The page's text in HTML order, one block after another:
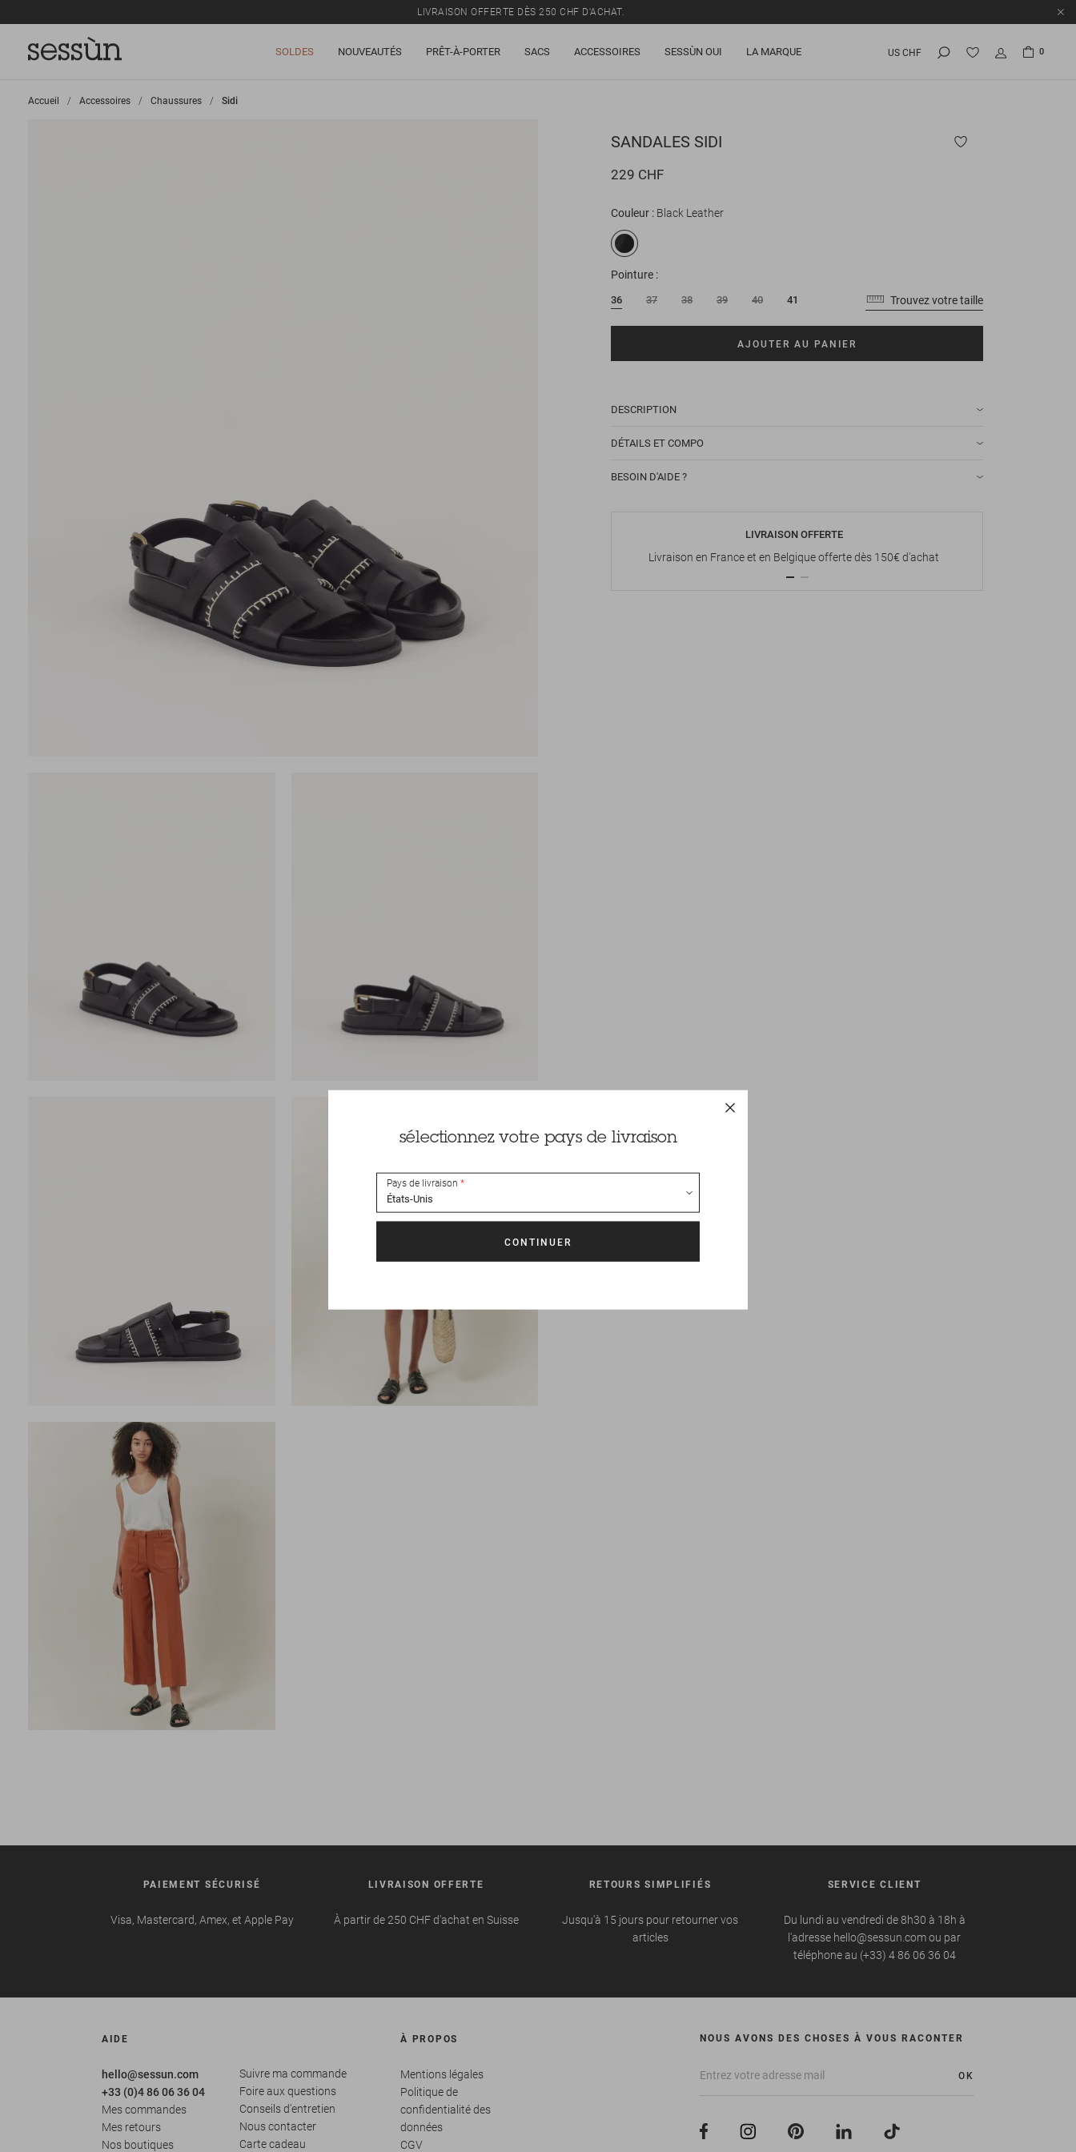
LIVRAISON OFFERTE DÈS 250 CHF D'ACHAT.
SOLDES NOUVEAUTÉS PRÊT-À-PORTER SACS ACCESSOIRES SESSÙN OUI LA MARQUE US CHF 0
Accueil >
Accessoires >
Chaussures >
Sidi
SANDALES SIDI
229 CHF
Couleur Black Leather
Pointure
36 37 38 39 40 41 Trouvez votre taille
AJOUTER AU PANIER
DESCRIPTION
DÉTAILS ET COMPO
BESOIN D'AIDE ?
LIVRAISON OFFERTE
Livraison en France et en Belgique offerte dès 150€ d'achat
PAIEMENT SÉCURISÉ
Visa, Mastercard, Amex, et Apple Pay
LIVRAISON OFFERTE
À partir de 250 CHF d'achat en Suisse
RETOURS SIMPLIFIÉS
Jusqu'à 15 jours pour retourner vos
articles
SERVICE CLIENT
Du lundi au vendredi de 8h30 à 18h à
l'adresse hello@sessun.com ou par
téléphone au (+33) 4 86 06 36 04
AIDE
hello@sessun.com
+33 (0)4 86 06 36 04
Mes commandes
Mes retours
Nos boutiques
Suivre ma commande
Foire aux questions
Conseils d'entretien
Nous contacter
Carte cadeau
À PROPOS
Mentions légales
Politique de
confidentialité des
données
CGV
NOUS AVONS DES CHOSES À VOUS RACONTER
OK
sélectionnez votre pays de livraison
Pays de livraison